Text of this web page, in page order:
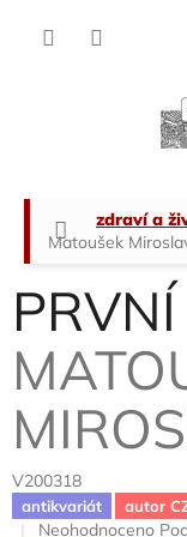
Domů
zdraví a
Matoušek
V200318
antikvariát autor
Průměrné
Neohodnoceno